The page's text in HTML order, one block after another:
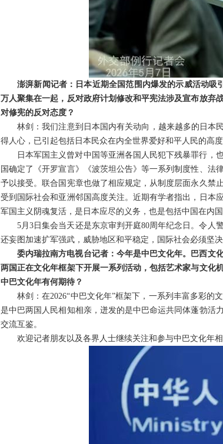
澎湃新闻记者：日本近期全国范围内爆发的示威活动
万人聚集在一起，反对政府计划修改和平宪法涉及宣布放弃
对修宪的反对态度？
林剑：我们注意到日本国内有关动向，越来越多的日本
得人心，已引起包括日本民众在内全世界爱好和平人民的高度
日本军国主义曾对中国等亚洲各国人民犯下残暴罪行，
国确定了《开罗宣言》《波茨坦公告》等一系列制度性、
予以接受。联合国宪章也做了相应规定，从制度层面永久禁
受到国际社会和亚洲邻国高度关注。近期有学者指出，日本
军国主义阴魂复活，是日本应尽的义务，也是包括中国在内国
5月3日集会当天还是东京审判开庭80周年纪念日。令人
还妄图加速扩军强武，威胁地区和平稳定，国际社会必须坚
委内瑞拉南方电视台记者：今年是中巴文化年。巴西文
两国正在文化年框架下开展一系列活动，包括艺术家与文化
中巴文化年有何期待？
林剑：在2026“中巴文化年”框架下，一系列丰富多彩
是中巴两国人民相知相亲，迸发的是中巴命运共同体蓬勃活
交流互鉴。
欢迎记者朋友以及各界人士继续关注和参与中巴文化年